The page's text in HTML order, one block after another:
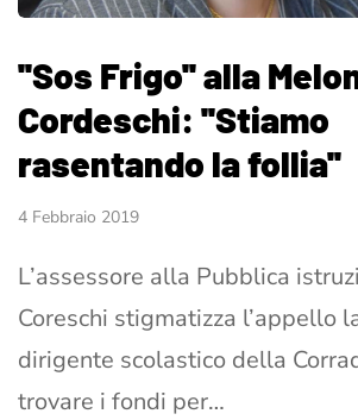
''Sos Frigo'' alla
Cordeschi: ''Stiamo
rasentando la follia''
4 Febbraio 2019
L’assessore alla Pubblica
Coreschi stigmatizza l’appello
dirigente scolastico della
trovare i fondi per…